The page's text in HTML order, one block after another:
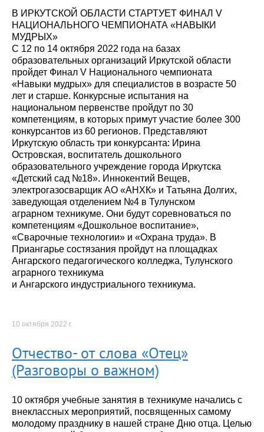
В ИРКУТСКОЙ ОБЛАСТИ СТАРТУЕТ ФИНАЛ V
НАЦИОНАЛЬНОГО ЧЕМПИОНАТА «НАВЫКИ
МУДРЫХ»
С 12 по 14 октября 2022 года на базах
образовательных организаций Иркутской области
пройдет Финал V Национального чемпионата
«Навыки мудрых» для специалистов в возрасте 50
лет и старше. Конкурсные испытания на
национальном первенстве пройдут по 30
компетенциям, в которых примут участие более 300
конкурсантов из 60 регионов. Представляют
Иркутскую область три конкурсанта: Ирина
Островская, воспитатель дошкольного
образовательного учреждение города Иркутска
«Детский сад №18». Иннокентий Вещев,
электрогазосварщик АО «АНХК» и Татьяна Долгих,
заведующая отделением №4 в Тулунском
аграрном техникуме. Они будут соревноваться по
компетенциям «Дошкольное воспитание»,
«Сварочные технологии» и «Охрана труда». В
Приангарье состязания пройдут на площадках
Ангарского педагогического колледжа, Тулунского
аграрного техникума
и Ангарского индустриального техникума.
10 октября 2022 г.
Отчество- от слова «Отец»
(Разговоры о важном)
10 октября учебные занятия в техникуме начались с
внеклассных мероприятий, посвященных самому
молодому празднику в нашей стране Дню отца. Целью